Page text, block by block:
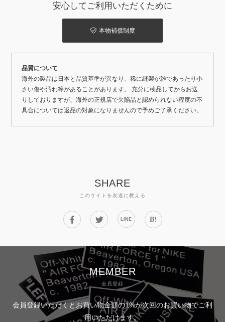
安心してご利用いただくために
本物補償制度
品質について
海外の製品は日本と品質基準が異なり、稀に縫製が雑であったり小
さい傷や汚れ等があることがあります。 充分に検品してからお送
りしておりますが、海外の正規店で欠陥品と認められない程度の不
具合については返品の対象になりませんので予めご了承ください。
SHARE
このサイトを友達に教える
LINE B!
MEMBER
会員登録
会員登録いただくとお買い物金額の1%が次回のお買い物でご利
用いただけます。